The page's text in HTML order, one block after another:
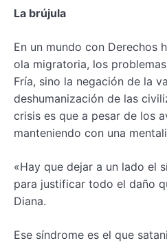
La brújula
En un mundo con Derechos
ola migratoria, los
Fría, sino la negación de la
deshumanización de las
crisis es que a pesar de los
manteniendo con una
«Hay que dejar a un lado el
para justificar todo el daño
Diana.
Ese síndrome es el que